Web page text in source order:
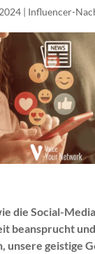
| Influencer-
die Social-
beansprucht
unsere geistige